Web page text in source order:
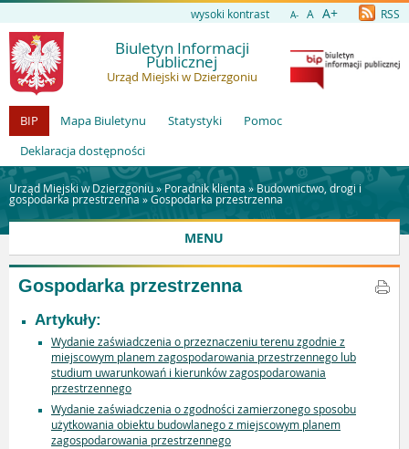
wysoki kontrast A- A A+ RSS
Biuletyn Informacji
Publicznej
Urząd Miejski w Dzierzgoniu
BIP Mapa Biuletynu Statystyki
Pomoc
Deklaracja dostępności
Urząd Miejski w Dzierzgoniu » Poradnik klienta » Budownictwo, drogi i
gospodarka przestrzenna »Gospodarka przestrzenna
MENU
Gospodarka przestrzenna
Artykuły:
Wydanie zaświadczenia o przeznaczeniu terenu zgodnie z
miejscowym planem zagospodarowania przestrzennego lub
studium uwarunkowań i kierunków zagospodarowania
przestrzennego
Wydanie zaświadczenia o zgodności zamierzonego sposobu
użytkowania obiektu budowlanego z miejscowym planem
zagospodarowania przestrzennego